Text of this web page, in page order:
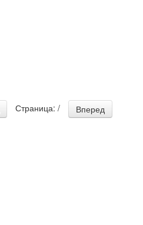
Страница: / Вперед